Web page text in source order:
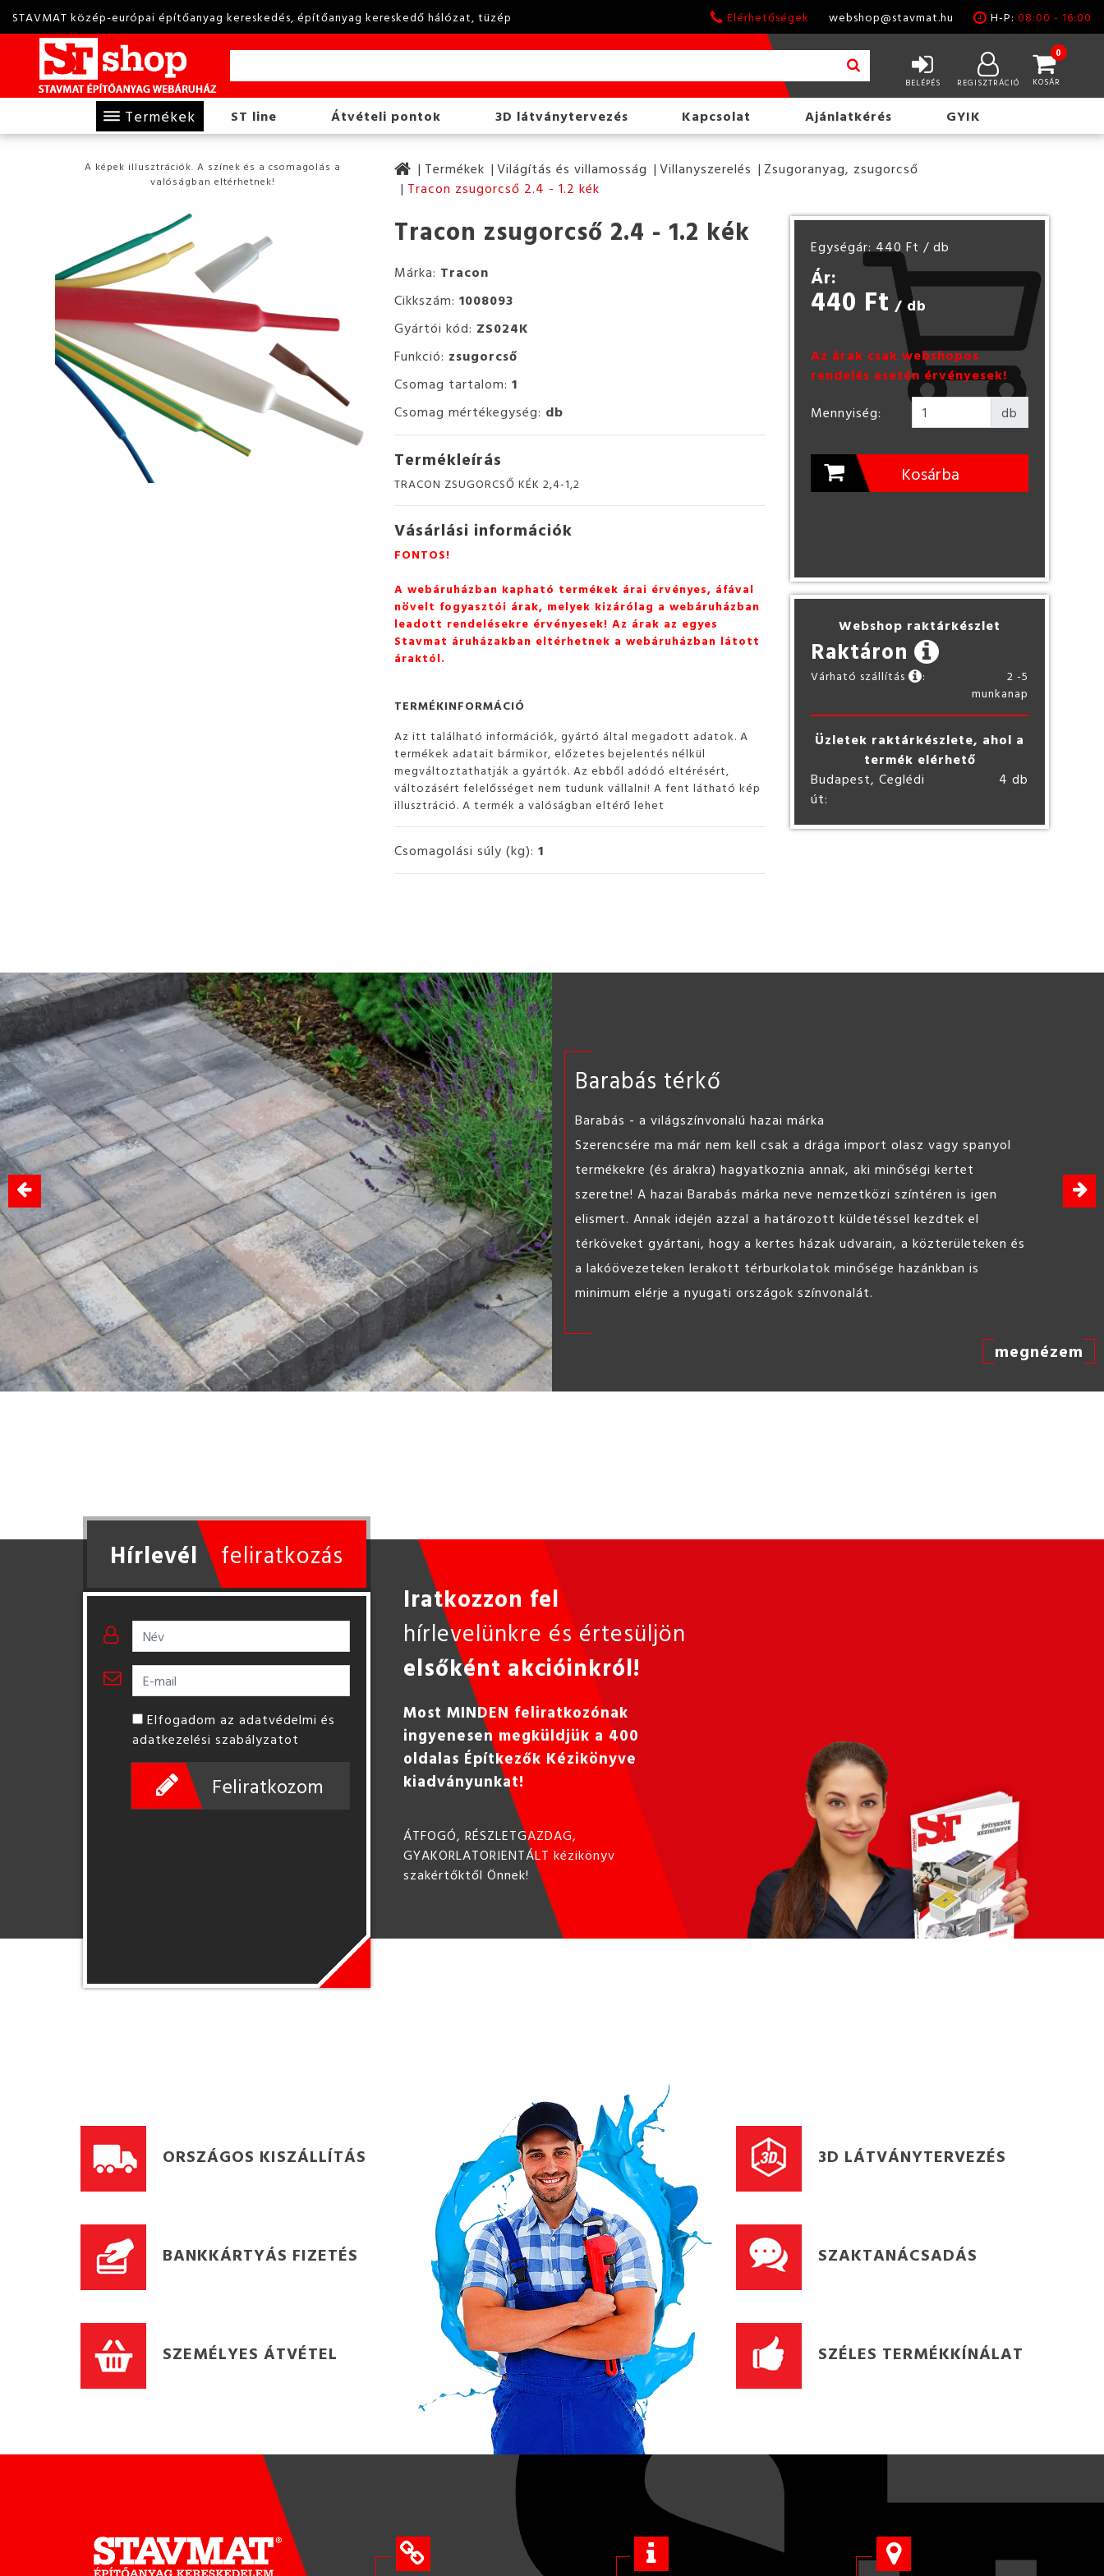
STAVMAT közép-európai építőanyag kereskedés, építőanyag kereskedő hálózat, tüzép Elérhetőségek webshop@stavmat.hu H-P: 08:00 - 16:00
BELÉPÉS REGISZTRÁCIÓ
0
KOSÁR
Termékek ST line Átvételi pontok 3D látványtervezés Kapcsolat Ajánlatkérés GYIK
A képek illusztrációk. A színek és a csomagolás a
valóságban eltérhetnek!
Termékek Világítás és villamosság Villanyszerelés
Zsugoranyag, zsugorcső
Tracon zsugorcső 2.4 - 1.2 kék
Tracon zsugorcső 2.4 - 1.2 kék
Márka: Tracon
Cikkszám:1008093
Gyártói kód: ZS024K
Funkció: zsugorcső
Csomag tartalom:1
Csomag mértékegység: db
Termékleírás
TRACON ZSUGORCSŐ KÉK 2,4-1,2
Vásárlási információk
FONTOS!
A webáruházban kapható termékek árai érvényes, áfával
növelt fogyasztói árak, melyek kizárólag a webáruházban
leadott rendelésekre érvényesek! Az árak az egyes
Stavmat áruházakban eltérhetnek a webáruházban látott
áraktól.
TERMÉKINFORMÁCIÓ
Az itt található információk, gyártó által megadott adatok. A
termékek adatait bármikor, előzetes bejelentés nélkül
megváltoztathatják a gyártók. Az ebből adódó eltérésért,
változásért felelősséget nem tudunk vállalni! A fent látható kép
illusztráció. A termék a valóságban eltérő lehet
Csomagolási súly (kg):1
Egységár: 440 Ft / db
Ár:
440 Ft / db
Az árak csak webshopos
rendelés esetén érvényesek!
Mennyiség:
db
Kosárba
Webshop raktárkészlet
Raktáron
Várható szállítás :
2 -5
munkanap
Üzletek raktárkészlete, ahol a
termék elérhető
Budapest, Ceglédi
út:
4 db
ST line Hobbybeton 25kg
Könnyen bedolgozható, felhasználásra kész beton,
barkács célokra.
Hírlevél feliratkozás
Elfogadom az adatvédelmi és
adatkezelési szabályzatot
Feliratkozom
Iratkozzon fel
hírlevelünkre és értesüljön
elsőként akcióinkról!
Most MINDEN feliratkozónak
ingyenesen megküldjük a 400
oldalas Építkezők Kézikönyve
kiadványunkat!
ÁTFOGÓ, RÉSZLETGAZDAG,
GYAKORLATORIENTÁLT kézikönyv
szakértőktől Önnek!
ORSZÁGOS KISZÁLLÍTÁS 3D LÁTVÁNYTERVEZÉS
BANKKÁRTYÁS FIZETÉS SZAKTANÁCSADÁS
SZEMÉLYES ÁTVÉTEL SZÉLES TERMÉKKÍNÁLAT